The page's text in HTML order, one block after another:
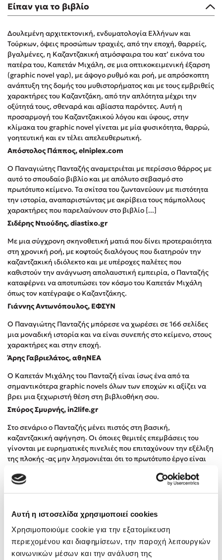
Αυτή η ιστοσελίδα χρησιμοποιεί cookies
Χρησιμοποιούμε cookie για την εξατομίκευση
περιεχομένου και διαφημίσεων, την παροχή λειτουργιών
κοινωνικών μέσων και την ανάλυση της
Teo Benedetti
Emily Henry
Ali Hazelwood
Cori Doerrfeld
Pierdomenico Baccalario
Δανάη Ιμπραχήμ
Δημοφιλή Άρθρα
Τεστ: Ποιο αστυνομικό βιβλίο σου ταιριάζει για το καλοκαίρι;
Ο εθισμός των παιδιών στις οθόνες δεν είναι «το πρόβλημα»
Μια λέξη που συχνά νιώθεις αλλά την αγνοείς
Τι είναι η νευροποικιλότητα; Η Δρ. Δανάη Δεληγεώργη
απαντά!
Συγχαρητήρια, Πέθανες! Μια ξενάγηση στον Άδη της
Εύκολη συνταγή για chicken BBQ pizza από τον Άκη
Πετρετζίκη!
3 βιβλία που μπορείς να διαβάσεις σε μια μέρα!
Διακοπές με τα παιδιά: Η ανάγκη μας για παύση σε μετωπική
σύγκρουση με τη δική τους για εκτόνωση
Πάνω, κάτω, μπροστά, πίσω; Κάνε το τεστ και ανακάλυψε την
Προσεχείς εκδηλώσεις
Η Δανάη Δεληγεώργη στον Πύργο Κύμης
Ο Κώστας Κρομμύδας στο Παλαιοχώρι Καλαμπάκας
Ο Κώστας Κρομμύδας και η Μαρίνα Γιώτη στη Νικήτη
Χαλκιδικής
Ο Στέφανος Ξενάκης στη Χίο
Ο Κώστας Κρομμύδας & η Μαρίνα Γιώτη στο 54o Φεστιβάλ
Βιβλίου στο Πεδίον του Άρεως
Είπαν για το βιβλίο
Δουλεμένη αρχιτεκτονική, ενδυματολογία Ελλήνων και
Τούρκων, όψεις προσώπων τραχιές, από την εποχή, θαρρείς,
βγαλμένες, η Καζαντζακική ατμόσφαιρα του κατ’ εικόνα του
πατέρα του, Καπετάν Μιχάλη, σε μια οπτικοκειμενική έξαρση
(graphic novel γαρ), με άψογο ρυθμό και ροή, με απρόσκοπτη
ανάπτυξη της δομής του μυθιστορήματος και με τους εμβριθείς
χαρακτήρες του Καζαντζάκη, από την απλότητα μέχρι την
οξύτητά τους, σθεναρά και αβίαστα παρόντες. Αυτή η
προσαρμογή του Καζαντζακικού λόγου και ύφους, στην
κλίμακα του graphic novel γίνεται με μία φυσικότητα, θαρρώ,
γοητευτική και εν τέλει απελευθερωτική.
Απόστολος Πάππος, elniplex.com
Ο Παναγιώτης Πανταζής αναμετριέται με περίσσιο θάρρος με
αυτό το σπουδαίο βιβλίο και με απόλυτο σεβασμό στο
πρωτότυπο κείμενο. Τα σκίτσα του ζωντανεύουν με πιστότητα
την ιστορία, αναπαριστώντας με ακρίβεια τους πάμπολλους
χαρακτήρες που παρελαύνουν στο βιβλίο [...]
Σιδέρης Ντιούδης, diastixo.gr
Με μια σύγχρονη σκηνοθετική ματιά που δίνει προτεραιότητα
στη χρονική ροή, με κοφτούς διαλόγους που διατηρούν την
καζαντζακική ιδιόλεκτο και με υπέροχες παλέτες που
καθιστούν την ανάγνωση απολαυστική εμπειρία, ο Πανταζής
καταφέρνει να αποτυπώσει τον κόσμο του Καπετάν Μιχάλη
όπως τον κατέγραψε ο Καζαντζάκης.
Γιάννης Αντωνόπουλος, ΕΦΣΥΝ
Ο Παναγιώτης Πανταζής μπόρεσε να χωρέσει σε 166 σελίδες
μια μοναδική ιστορία και να είναι συνεπής στο κείμενο, στους
χαρακτήρες και στην εποχή.
Άρης Γαβριελάτος, αθηΝΕΑ
Ο Καπετάν Μιχάλης του Πανταζή είναι ίσως ένα από τα
σημαντικότερα graphic novels όλων των εποχών κι αξίζει να
βρει μια ξεχωριστή θέση στη βιβλιοθήκη σου.
Σπύρος Σμυρνής, in2life.gr
Στο σενάριο ο Πανταζής μένει πιστός στη βασική,
καζαντζακική αφήγηση. Οι όποιες θεμιτές επεμβάσεις του
γίνονται με ευρηματικές πινελιές που επιταχύνουν την εξέλιξη
της πλοκής -ας μην λησμονιέται ότι το πρωτότυπο έργο είναι
συνδυασμό με την εικονογράφηση, η ιστορία συμπυκνώνεται
[...] ο συγγραφέας-διασκευαστής του κειμένου και
εικονογράφος Παναγιώτης Πανταζής καταφέρνει να μείνει
πιστός στο πρωτόλειο κείμενο, αλλά και να αποδώσει πιστά το
πνεύμα του συγγραφέα.